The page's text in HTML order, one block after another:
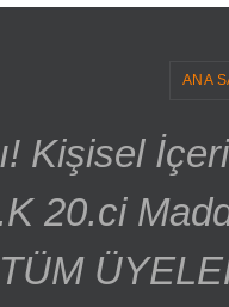
ANA
Kişisel
20.ci